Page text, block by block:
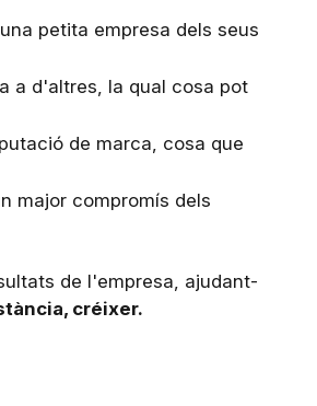
petita empresa dels seus
a d'altres, la qual cosa pot
de marca, cosa que
major compromís dels
de l'empresa, ajudant-
créixer.